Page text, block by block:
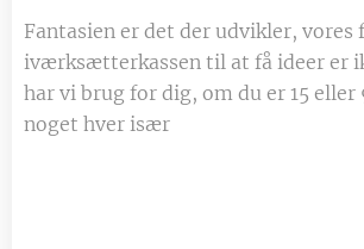
Fantasien er det der udvikler, vores
iværksætterkassen til at få ideer er
har vi brug for dig, om du er 15
noget hver især